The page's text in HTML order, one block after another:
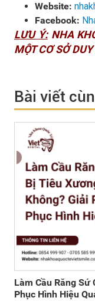
Website:
Facebook:
LƯU Ý:NHA
MỘT CƠ SỞ
Bài viết
Làm Cầu Răng Sứ
Phục Hình Hiệu